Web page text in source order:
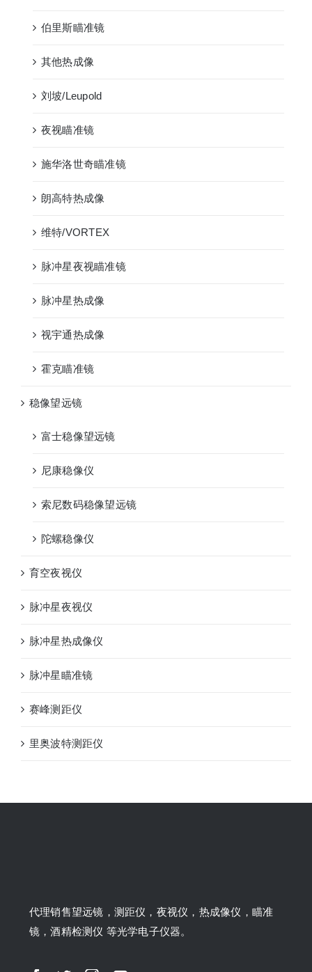
伯里斯瞄准镜
其他热成像
刘坡/Leupold
夜视瞄准镜
施华洛世奇瞄准镜
朗高特热成像
维特/VORTEX
脉冲星夜视瞄准镜
脉冲星热成像
视宇通热成像
霍克瞄准镜
稳像望远镜
富士稳像望远镜
尼康稳像仪
索尼数码稳像望远镜
陀螺稳像仪
育空夜视仪
脉冲星夜视仪
脉冲星热成像仪
脉冲星瞄准镜
赛峰测距仪
里奥波特测距仪
代理销售望远镜，测距仪，夜视仪，热成像仪，瞄准
镜，酒精检测仪 等光学电子仪器。